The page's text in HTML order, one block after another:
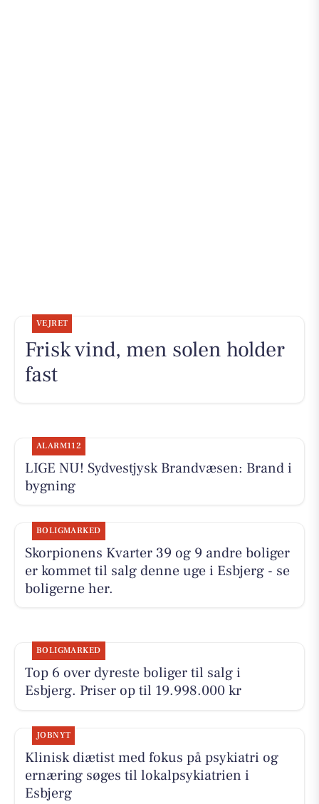
VEJRET
Frisk vind, men solen holder
fast
ALARM112
LIGE NU! Sydvestjysk Brandvæsen: Brand i
bygning
BOLIGMARKED
Skorpionens Kvarter 39 og 9 andre boliger
er kommet til salg denne uge i Esbjerg - se
boligerne her.
BOLIGMARKED
Top 6 over dyreste boliger til salg i
Esbjerg. Priser op til 19.998.000 kr
JOBNYT
Klinisk diætist med fokus på psykiatri og
ernæring søges til lokalpsykiatrien i
Esbjerg